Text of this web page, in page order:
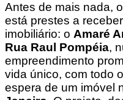
Antes de mais nada,
está prestes a
imobiliário: o Amaré
Rua Raul Pompéia,
empreendimento
vida único, com todo
espera de um imóvel